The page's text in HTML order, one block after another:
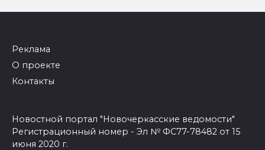
Реклама
О проекте
Контакты
Новостной портал "Новочеркасские ведомости"
Регистрационный номер - Эл № ФС77-78482 от 15
июня 2020 г.